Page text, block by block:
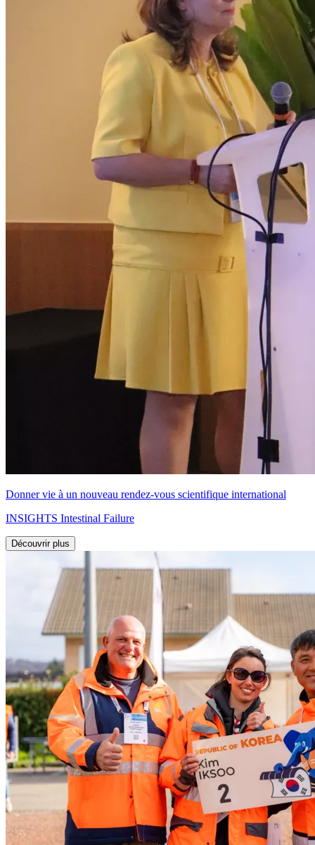
Donner vie à un nouveau rendez-vous scientifique international
INSIGHTS Intestinal Failure
Découvrir plus